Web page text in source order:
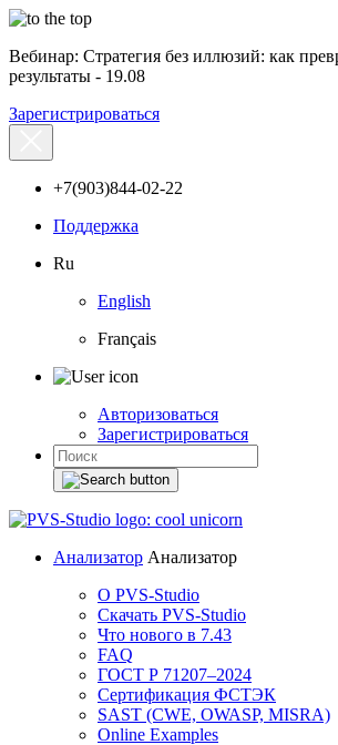
Вебинар: Стратегия без иллюзий: как
результаты - 19.08
Зарегистрироваться
+7(903)844-02-22
Поддержка
Ru
English
Français
Авторизоваться
Зарегистрироваться
Анализатор Анализатор
О PVS-Studio
Скачать PVS-Studio
Что нового в 7.43
FAQ
ГОСТ Р 71207–2024
Сертификация ФСТЭК
SAST (CWE, OWASP, MISRA)
Online Examples